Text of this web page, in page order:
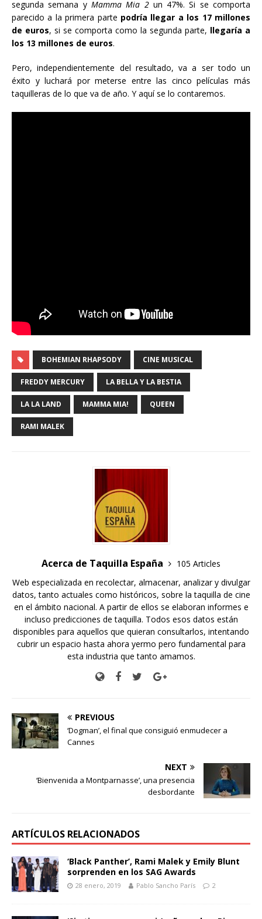
segunda semana y Mamma Mia 2un 47%. Si se comporta
parecido a la primera parte podría llegar a los 17 millones
de euros, si se comporta como la segunda parte, llegaría a
los 13 millones de euros.
Pero, independientemente del resultado, va a ser todo un
éxito y luchará por meterse entre las cinco películas más
taquilleras de lo que va de año. Y aquí se lo contaremos.
BOHEMIAN RHAPSODY CINE MUSICAL
FREDDY MERCURY LA BELLA Y LA BESTIA
LA LA LAND MAMMA MIA! QUEEN
RAMI MALEK
Acerca de Taquilla España
105 Articles
Web especializada en recolectar, almacenar, analizar y divulgar
datos, tanto actuales como históricos, sobre la taquilla de cine
en el ámbito nacional. A partir de ellos se elaboran informes e
incluso predicciones de taquilla. Todos esos datos están
disponibles para aquellos que quieran consultarlos, intentando
cubrir un espacio hasta ahora yermo pero fundamental para
esta industria que tanto amamos.
PREVIOUS
‘Dogman’, el final que consiguió enmudecer a
Cannes
NEXT
‘Bienvenida a Montparnasse’, una presencia
desbordante
ARTÍCULOS RELACIONADOS
‘Black Panther’, Rami Malek y Emily Blunt
sorprenden en los SAG Awards
28 enero, 2019 Pablo Sancho París 2